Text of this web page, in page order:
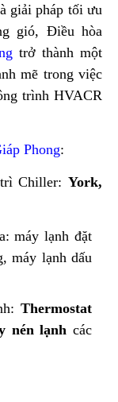
giải pháp tối ưu
gió, Điều hòa
trở thành một
mẽ trong việc
trình HVACR
Phong:
Chiller: York,
máy lạnh đặt
máy lạnh dấu
Thermostat
nén lạnh các